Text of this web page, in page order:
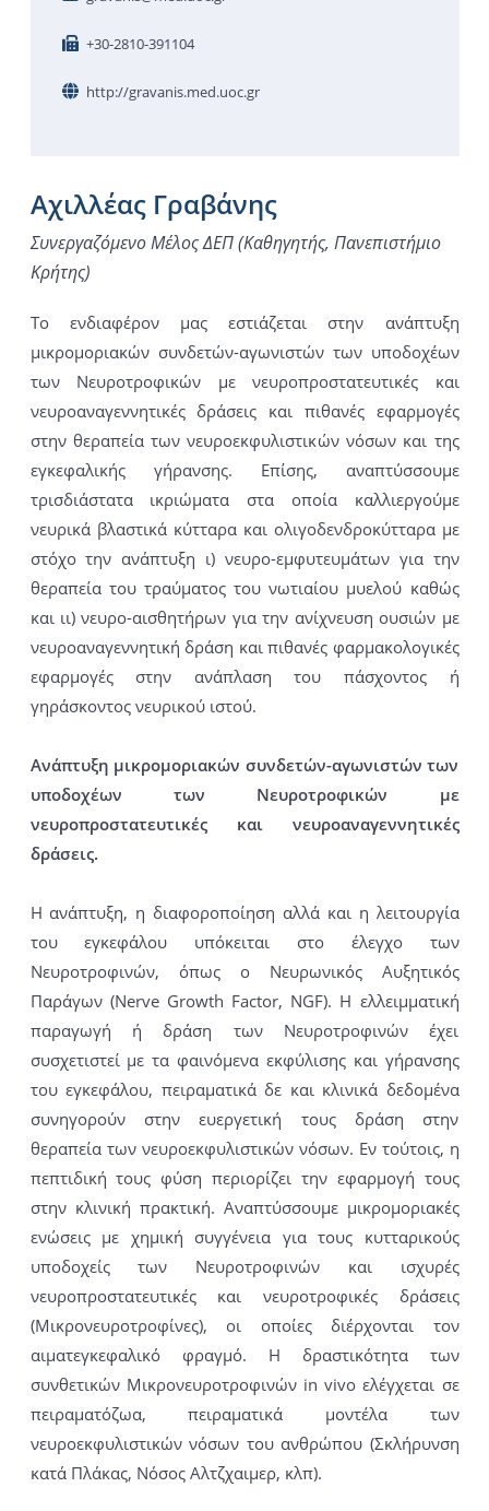
+30-2810-391104
http://gravanis.med.uoc.gr
Αχιλλέας Γραβάνης
Συνεργαζόμενο Μέλος ΔΕΠ (Καθηγητής, Πανεπιστήμιο
Κρήτης)
Το ενδιαφέρον μας εστιάζεται στην ανάπτυξη
μικρομοριακών συνδετών-αγωνιστών των υποδοχέων
των Νευροτροφικών με νευροπροστατευτικές και
νευροαναγεννητικές δράσεις και πιθανές εφαρμογές
στην θεραπεία των νευροεκφυλιστικών νόσων και της
εγκεφαλικής γήρανσης. Επίσης, αναπτύσσουμε
τρισδιάστατα ικριώματα στα οποία καλλιεργούμε
νευρικά βλαστικά κύτταρα και ολιγοδενδροκύτταρα με
στόχο την ανάπτυξη ι) νευρο-εμφυτευμάτων για την
θεραπεία του τραύματος του νωτιαίου μυελού καθώς
και ιι) νευρο-αισθητήρων για την ανίχνευση ουσιών με
νευροαναγεννητική δράση και πιθανές φαρμακολογικές
εφαρμογές στην ανάπλαση του πάσχοντος ή
γηράσκοντος νευρικού ιστού.
Ανάπτυξη μικρομοριακών συνδετών-αγωνιστών των
υποδοχέων των Νευροτροφικών με
νευροπροστατευτικές και νευροαναγεννητικές
δράσεις.
Η ανάπτυξη, η διαφοροποίηση αλλά και η λειτουργία
του εγκεφάλου υπόκειται στο έλεγχο των
Νευροτροφινών, όπως ο Νευρωνικός Αυξητικός
Παράγων (Nerve Growth Factor, NGF). Η ελλειμματική
παραγωγή ή δράση των Νευροτροφινών έχει
συσχετιστεί με τα φαινόμενα εκφύλισης και γήρανσης
του εγκεφάλου, πειραματικά δε και κλινικά δεδομένα
συνηγορούν στην ευεργετική τους δράση στην
θεραπεία των νευροεκφυλιστικών νόσων. Εν τούτοις, η
πεπτιδική τους φύση περιορίζει την εφαρμογή τους
στην κλινική πρακτική. Αναπτύσσουμε μικρομοριακές
ενώσεις με χημική συγγένεια για τους κυτταρικούς
υποδοχείς των Νευροτροφινών και ισχυρές
νευροπροστατευτικές και νευροτροφικές δράσεις
(Μικρονευροτροφίνες), οι οποίες διέρχονται τον
αιματεγκεφαλικό φραγμό. Η δραστικότητα των
συνθετικών Μικρονευροτροφινών in vivo ελέγχεται σε
πειραματόζωα, πειραματικά μοντέλα των
νευροεκφυλιστικών νόσων του ανθρώπου (Σκλήρυνση
κατά Πλάκας, Νόσος Αλτζχαιμερ, κλπ).